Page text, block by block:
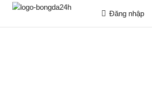
Đăng nhập